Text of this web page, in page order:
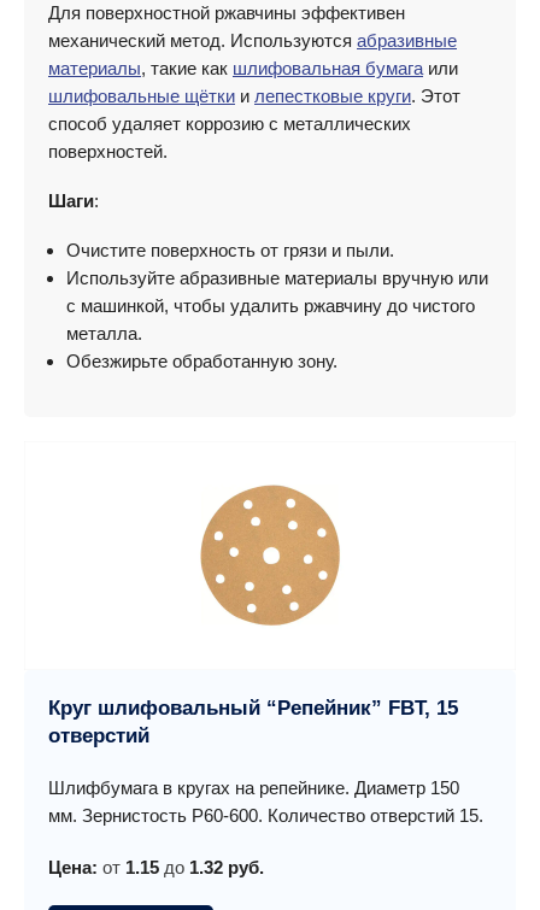
Для поверхностной ржавчины эффективен
механический метод. Используются абразивные
материалы, такие как шлифовальная бумага или
шлифовальные щётки и лепестковые круги. Этот
способ удаляет коррозию с металлических
поверхностей.
Шаги:
Очистите поверхность от грязи и пыли.
Используйте абразивные материалы вручную или
с машинкой, чтобы удалить ржавчину до чистого
металла.
Обезжирьте обработанную зону.
Круг шлифовальный “Репейник” FBT, 15
отверстий
Шлифбумага в кругах на репейнике. Диаметр 150
мм. Зернистость P60-600. Количество отверстий 15.
Цена: от 1.15 до 1.32 руб.